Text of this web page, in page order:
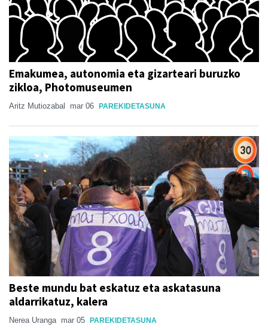
Emakumea, autonomia eta gizarteari buruzko
zikloa, Photomuseumen
Aritz Mutiozabal mar 06 PAREKIDETASUNA
Beste mundu bat eskatuz eta askatasuna
aldarrikatuz, kalera
Nerea Uranga mar 05 PAREKIDETASUNA